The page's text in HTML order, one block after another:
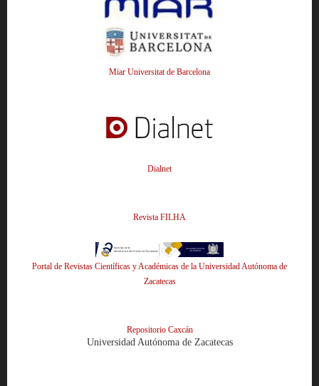
Miar Universitat de Barcelona
Dialnet
Revista FILHA
Portal de Revistas Científicas y Académicas de la Universidad Autónoma de
Zacatecas
Repositorio Caxcán
Universidad Autónoma de Zacatecas